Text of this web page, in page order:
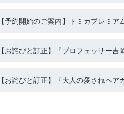
【予約開始のご案内】トミカプレミ
【お詫びと訂正】『プロフェッサー
【お詫びと訂正】『大人の愛されヘア